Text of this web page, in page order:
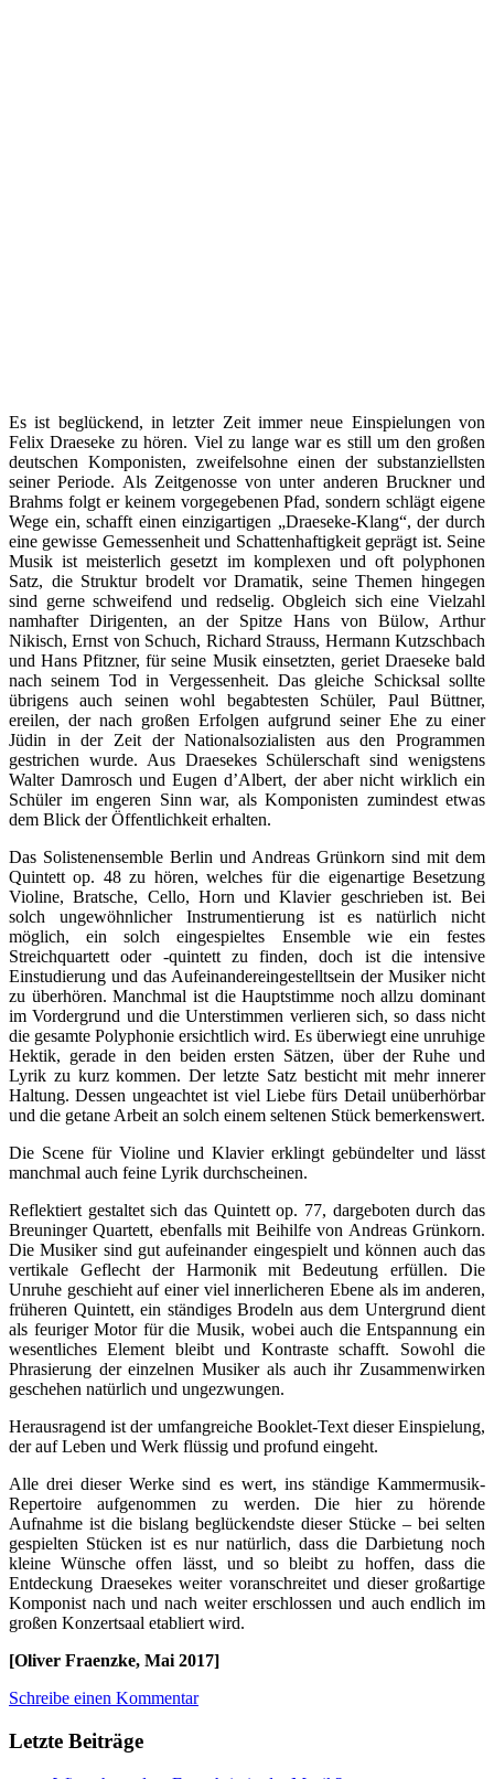
Es ist beglückend, in letzter Zeit immer neue Einspielungen von
Felix Draeseke zu hören. Viel zu lange war es still um den großen
deutschen Komponisten, zweifelsohne einen der substanziellsten
seiner Periode. Als Zeitgenosse von unter anderen Bruckner und
Brahms folgt er keinem vorgegebenen Pfad, sondern schlägt eigene
Wege ein, schafft einen einzigartigen „Draeseke-Klang“, der durch
eine gewisse Gemessenheit und Schattenhaftigkeit geprägt ist. Seine
Musik ist meisterlich gesetzt im komplexen und oft polyphonen
Satz, die Struktur brodelt vor Dramatik, seine Themen hingegen
sind gerne schweifend und redselig. Obgleich sich eine Vielzahl
namhafter Dirigenten, an der Spitze Hans von Bülow, Arthur
Nikisch, Ernst von Schuch, Richard Strauss, Hermann Kutzschbach
und Hans Pfitzner, für seine Musik einsetzten, geriet Draeseke bald
nach seinem Tod in Vergessenheit. Das gleiche Schicksal sollte
übrigens auch seinen wohl begabtesten Schüler, Paul Büttner,
ereilen, der nach großen Erfolgen aufgrund seiner Ehe zu einer
Jüdin in der Zeit der Nationalsozialisten aus den Programmen
gestrichen wurde. Aus Draesekes Schülerschaft sind wenigstens
Walter Damrosch und Eugen d’Albert, der aber nicht wirklich ein
Schüler im engeren Sinn war, als Komponisten zumindest etwas
dem Blick der Öffentlichkeit erhalten.
Das Solistenensemble Berlin und Andreas Grünkorn sind mit dem
Quintett op. 48 zu hören, welches für die eigenartige Besetzung
Violine, Bratsche, Cello, Horn und Klavier geschrieben ist. Bei
solch ungewöhnlicher Instrumentierung ist es natürlich nicht
möglich, ein solch eingespieltes Ensemble wie ein festes
Streichquartett oder -quintett zu finden, doch ist die intensive
Einstudierung und das Aufeinandereingestelltsein der Musiker nicht
zu überhören. Manchmal ist die Hauptstimme noch allzu dominant
im Vordergrund und die Unterstimmen verlieren sich, so dass nicht
die gesamte Polyphonie ersichtlich wird. Es überwiegt eine unruhige
Hektik, gerade in den beiden ersten Sätzen, über der Ruhe und
Lyrik zu kurz kommen. Der letzte Satz besticht mit mehr innerer
Haltung. Dessen ungeachtet ist viel Liebe fürs Detail unüberhörbar
und die getane Arbeit an solch einem seltenen Stück bemerkenswert.
Die Scene für Violine und Klavier erklingt gebündelter und lässt
manchmal auch feine Lyrik durchscheinen.
Reflektiert gestaltet sich das Quintett op. 77, dargeboten durch das
Breuninger Quartett, ebenfalls mit Beihilfe von Andreas Grünkorn.
Die Musiker sind gut aufeinander eingespielt und können auch das
vertikale Geflecht der Harmonik mit Bedeutung erfüllen. Die
Unruhe geschieht auf einer viel innerlicheren Ebene als im anderen,
früheren Quintett, ein ständiges Brodeln aus dem Untergrund dient
als feuriger Motor für die Musik, wobei auch die Entspannung ein
wesentliches Element bleibt und Kontraste schafft. Sowohl die
Phrasierung der einzelnen Musiker als auch ihr Zusammenwirken
geschehen natürlich und ungezwungen.
Herausragend ist der umfangreiche Booklet-Text dieser Einspielung,
der auf Leben und Werk flüssig und profund eingeht.
Alle drei dieser Werke sind es wert, ins ständige Kammermusik-
Repertoire aufgenommen zu werden. Die hier zu hörende
Aufnahme ist die bislang beglückendste dieser Stücke – bei selten
gespielten Stücken ist es nur natürlich, dass die Darbietung noch
kleine Wünsche offen lässt, und so bleibt zu hoffen, dass die
Entdeckung Draesekes weiter voranschreitet und dieser großartige
Komponist nach und nach weiter erschlossen und auch endlich im
großen Konzertsaal etabliert wird.
[Oliver Fraenzke, Mai 2017]
Schreibe einen Kommentar
Letzte Beiträge